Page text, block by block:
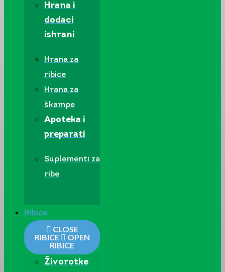
Hrana i
dodaci
ishrani
Hrana za
ribice
Hrana za
škampe
Apoteka i
preparati
Suplementi za
ribe
Ribice
CLOSE
RIBICE
OPEN
RIBICE
Živorotke